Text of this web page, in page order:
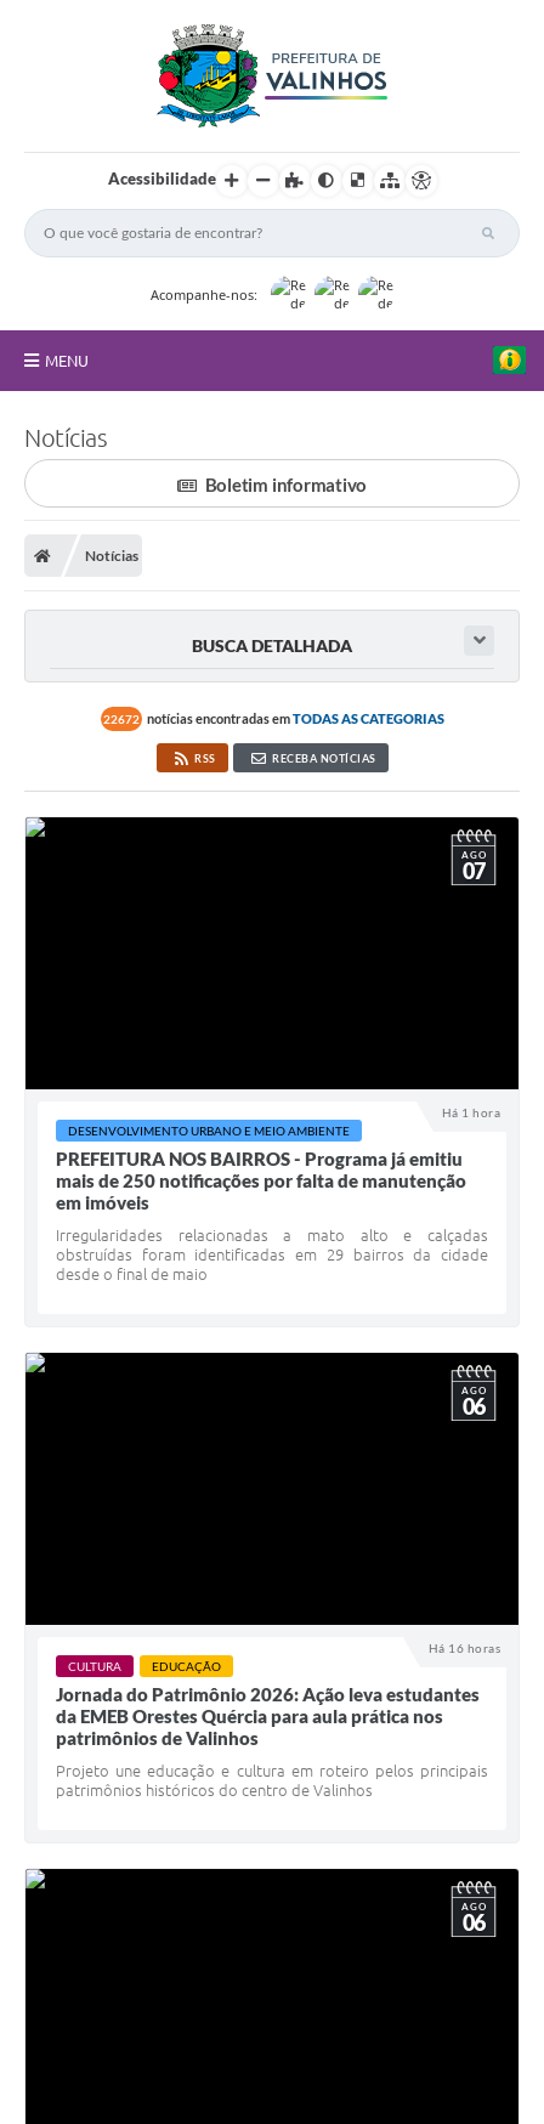
Acessibilidade
Acompanhe-nos:
MENU
Principal
Nossa Cidade
Secretarias
Atos Oficiais
Programa Famílias Fortes
Notícias
Carta de Serviços
Turismo
Obras
A Prefeitura
Enquete
Jornal
Notícias
Boletim informativo
Notícias
BUSCA DETALHADA
22672 notícias encontradas emTODAS AS CATEGORIAS
RSS RECEBA NOTÍCIAS
Há 1 hora
AGO
07
DESENVOLVIMENTO URBANO E MEIO AMBIENTE
PREFEITURA NOS BAIRROS - Programa já emitiu
mais de 250 notificações por falta de manutenção
em imóveis
Irregularidades relacionadas a mato alto e calçadas
obstruídas foram identificadas em 29 bairros da cidade
desde o final de maio
Há 16 horas
AGO
06
CULTURA EDUCAÇÃO
Jornada do Patrimônio 2026: Ação leva estudantes
da EMEB Orestes Quércia para aula prática nos
patrimônios de Valinhos
Projeto une educação e cultura em roteiro pelos principais
patrimônios históricos do centro de Valinhos
AGO
06